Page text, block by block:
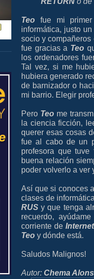
Teo fue mi
informática, justo
socio y compañeros
fue gracias a Teo
los ordenadores
Tal vez, si me
hubiera generado
de barnizador o
mi barrio. Elegir
Pero Teo me
la ciencia ficción,
querer esas cosas
fue al cabo de un
profesora que
buena relación
poder volverlo a ver
Así que si conoces
clases de
RUS y que tenga
recuerdo,
corriente deInternet
Teo y dónde está.
Saludos Malignos!
Autor: Chema